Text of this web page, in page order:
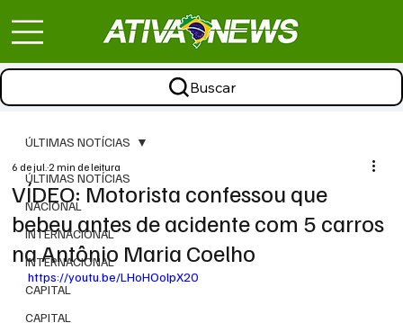
Buscar
ÚLTIMAS NOTÍCIAS
NACIONAL
INTERNACIONAL
INTERNACIONAL
CAPITAL
CAPITAL
ÚLTIMAS NOTÍCIAS
VÍDEO: Motorista confessou que
bebeu antes de acidente com 5 carros
na Antônio Maria Coelho
6 de jul.2 min de leitura
https://youtu.be/LHoHOolpX20